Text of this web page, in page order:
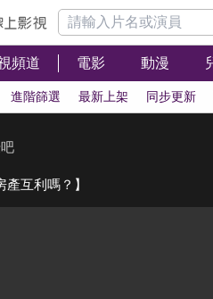
頻道 電影 動漫
進階篩選 最新上架 同步更新
產互利嗎？】